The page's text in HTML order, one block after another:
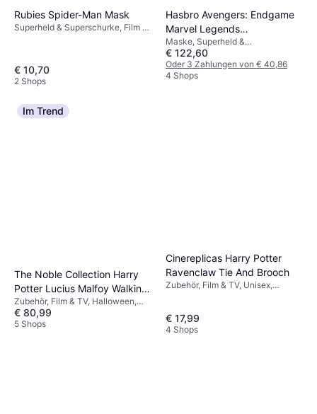
Rubies Spider-Man Mask
Superheld & Superschurke, Film &
€ 10,70
2 Shops
Hasbro Avengers: Endgame
Marvel Legends
Elektronischer Helm Iron Man
Mark LXXXV
Maske, Superheld &
Superschurke, Film & TV, Disney,
Comic & Animation, Herr, Sonstige
Filme & TV
€ 122,60
Oder 3 Zahlungen von € 40,86
4 Shops
Im Trend
The Noble Collection Harry
Potter Lucius Malfoy Walking
Stick
Zubehör, Film & TV, Halloween,
Herr, Ausrüstung, Zauberer Harry
Potter
€ 80,99
5 Shops
Cinereplicas Harry Potter
Ravenclaw Tie And Brooch
Zubehör, Film & TV, Unisex,
€ 17,99
4 Shops